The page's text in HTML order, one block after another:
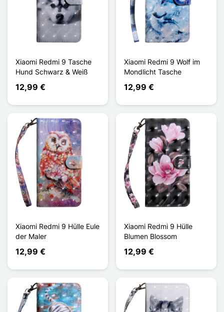
Xiaomi Redmi 9 Tasche
Hund Schwarz & Weiß
12,99 €
Xiaomi Redmi 9 Wolf im
Mondlicht Tasche
12,99 €
Xiaomi Redmi 9 Hülle Eule
der Maler
12,99 €
Xiaomi Redmi 9 Hülle
Blumen Blossom
12,99 €